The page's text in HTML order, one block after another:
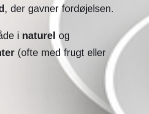
, der gavner fordøjelsen.
i naturel og
(ofte med frugt eller